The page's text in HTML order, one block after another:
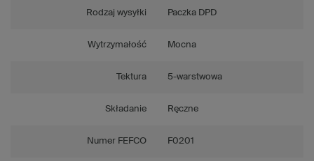
Rodzaj wysyłki Paczka DPD
Wytrzymałość Mocna
Tektura 5-warstwowa
Składanie Ręczne
Numer FEFCO F0201